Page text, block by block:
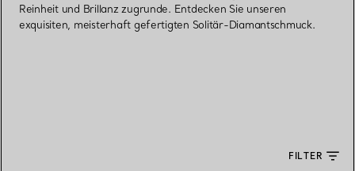
Reinheit und Brillanz zugrunde. Entdecken Sie unseren
exquisiten, meisterhaft gefertigten Solitär-Diamantschmuck.
FILTER